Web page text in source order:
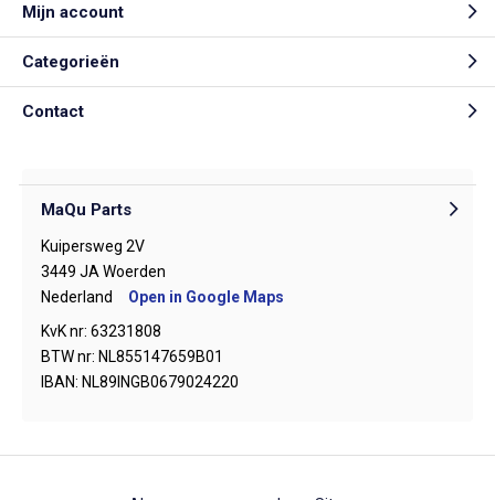
Mijn account
Categorieën
Contact
MaQu Parts
Kuipersweg 2V
3449 JA Woerden
Nederland
Open in Google Maps
KvK nr: 63231808
BTW nr: NL855147659B01
IBAN: NL89INGB0679024220